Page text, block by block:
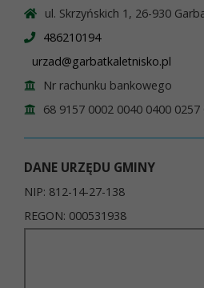
ul. Skrzyńskich 1, 26-930
486210194
urzad@garbatkaletnisko.pl
Nr rachunku bankowego
68 9157 0002 0040 0400 0257
DANE URZĘDU GMINY
NIP: 812-14-27-138
REGON: 000531938